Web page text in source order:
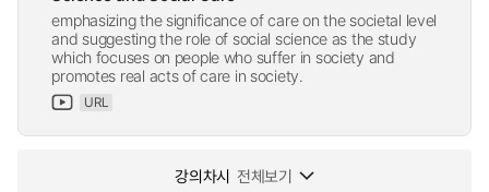
emphasizing the significance of care on the societal level
and suggesting the role of social science as the study
which focuses on people who suffer in society and
promotes real acts of care in society.
URL
강의차시 전체보기